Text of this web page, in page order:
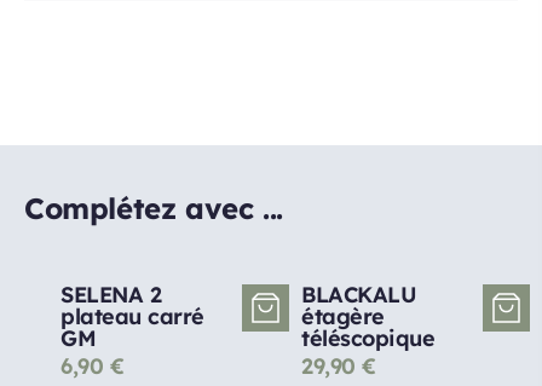
Complétez avec ...
SELENA 2
plateau carré
GM
6,90 €
BLACKALU
étagère
téléscopique
29,90 €